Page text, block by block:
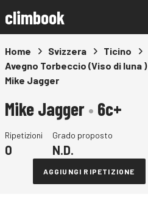
climbook
Home Svizzera Ticino
Avegno Torbeccio (Viso di luna )
Mike Jagger
Mike Jagger• 6c+
Ripetizioni
0
Grado proposto
N.D.
AGGIUNGI RIPETIZIONE